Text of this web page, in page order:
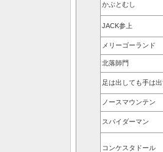
かぶとむし
JACK参上
メリーゴーランド
北落師門
足は出しても手は
ノースマウンテン
スパイダーマン
コンケスタドール